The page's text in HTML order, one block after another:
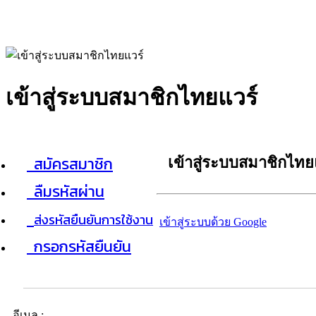
เข้าสู่ระบบสมาชิกไทยแวร์
สมัครสมาชิก
ลืมรหัสผ่าน
ส่งรหัสยืนยันการใช้งาน
กรอกรหัสยืนยัน
เข้าสู่ระบบสมาชิกไท
เข้าสู่ระบบด้วย Google